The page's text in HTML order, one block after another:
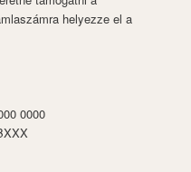
helyezze el a
0000